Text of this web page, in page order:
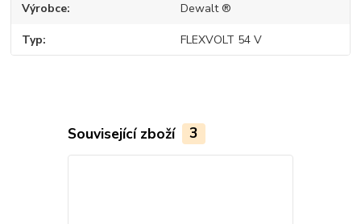
Výrobce Dewalt ®
Typ FLEXVOLT 54 V
Související zboží 3